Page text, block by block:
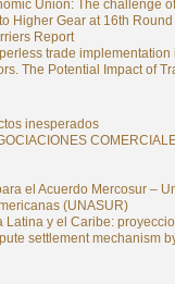
Union: The challenge
Higher Gear at 16th Round
Report
trade
The Potential Impact of
inesperados
el Acuerdo Mercosur –
(UNASUR)
Latina y el Caribe:
settlement mechanism